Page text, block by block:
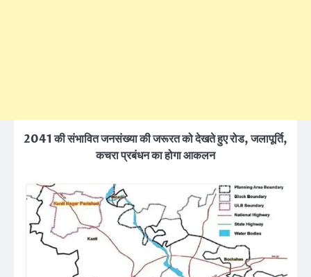
2041 की संभावित जनसंख्या की जरूरत को देखते हुए रोड, जलापूर्ति,
कचरा प्रबंधन का होगा आकलन